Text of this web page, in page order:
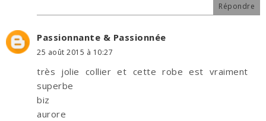
Répondre
Passionnante & Passionnée
25 août 2015 à 10:27
très jolie collier et cette robe est vraiment
superbe
biz
aurore